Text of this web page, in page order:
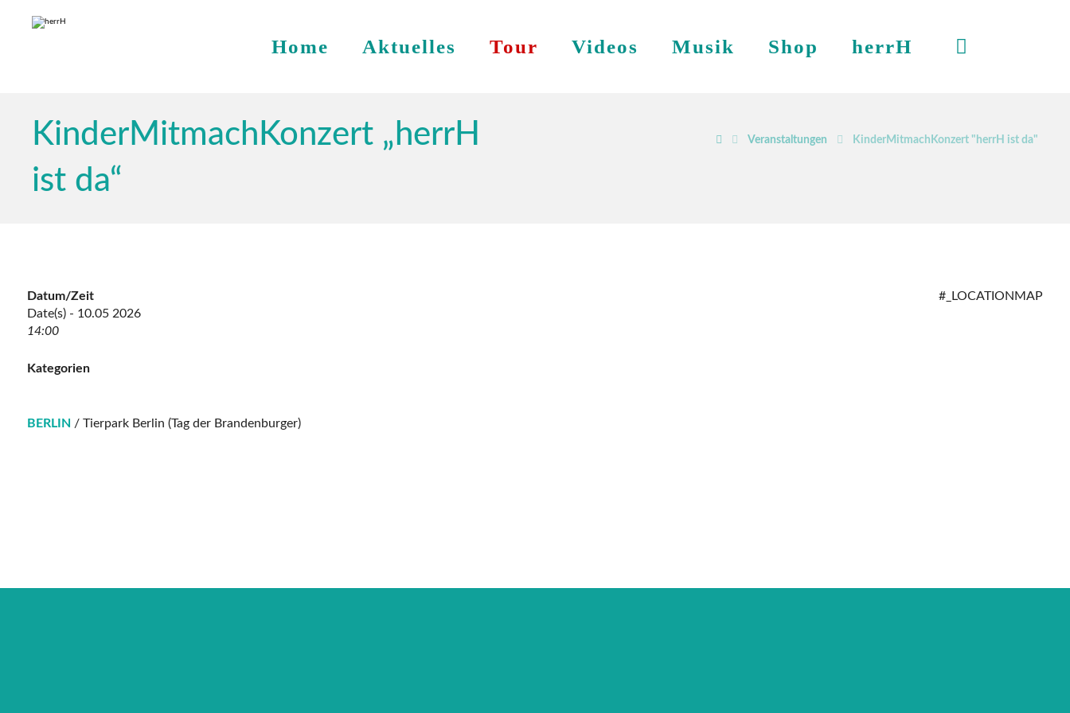
Home Aktuelles Tour Videos Musik Shop herrH
KinderMitmachKonzert „herrH
ist da“
Veranstaltungen KinderMitmachKonzert "herrH ist da"
#_LOCATIONMAP
Datum/Zeit
Date(s) - 10.05 2026
14:00
Kategorien
BERLIN / Tierpark Berlin (Tag der Brandenburger)